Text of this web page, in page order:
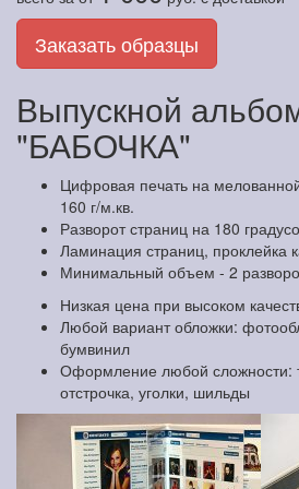
Заказать образцы
Выпускной
"БАБОЧКА"
Цифровая печать на
160 г/м.кв.
Разворот страниц на 180
Ламинация страниц, проклейка
Минимальный объем - 2
Низкая цена при высоком
Любой вариант обложки:
бумвинил
Оформление любой сложности:
отстрочка, уголки, шильды